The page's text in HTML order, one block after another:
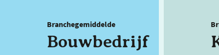
Branchegemiddelde
Bouwbedrijf